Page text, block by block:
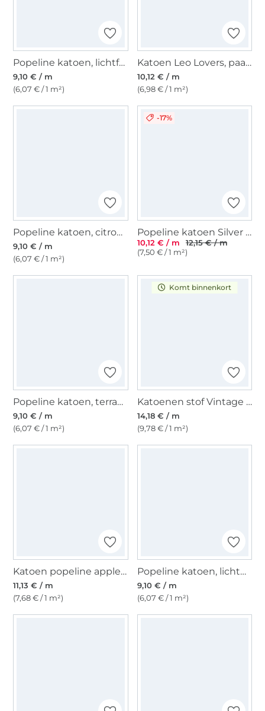
Popeline katoen, lichtfuchsia
9,10 € / m
(6,07 € / 1 m²)
Katoen Leo Lovers, paars
10,12 € / m
(6,98 € / 1 m²)
Popeline katoen, citroengeel
9,10 € / m
(6,07 € / 1 m²)
-17%
Popeline katoen Silver Stars, marineblauw
10,12 € / m
12,15 € / m
(7,50 € / 1 m²)
Popeline katoen, terracotta
9,10 € / m
(6,07 € / 1 m²)
Komt binnenkort
Katoenen stof Vintage Stripes, donkerrood
14,18 € / m
(9,78 € / 1 m²)
Katoen popeline apples, lichtpetrol
11,13 € / m
(7,68 € / 1 m²)
Popeline katoen, lichtpastelgroen
9,10 € / m
(6,07 € / 1 m²)